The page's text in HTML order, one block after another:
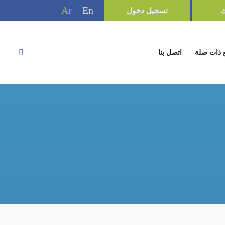
Ar | En تسجيل دخول
ذات صلة اتصل بنا